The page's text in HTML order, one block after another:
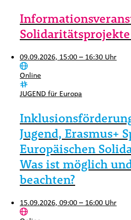
09.09.2026, 15:00 – 16:30 Uhr
Ort:
Online
Kategorie:
JUGEND für Europa
Jugend, Erasmus+
Europäischen
Was ist möglich
beachten?
15.09.2026, 09:00 – 16:00 Uhr